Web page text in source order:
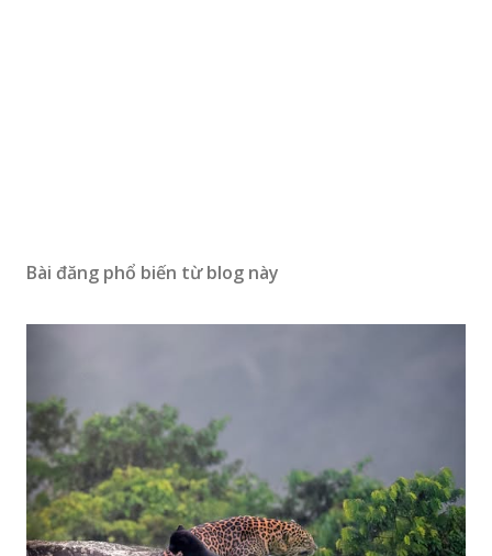
Bài đăng phổ biến từ blog này